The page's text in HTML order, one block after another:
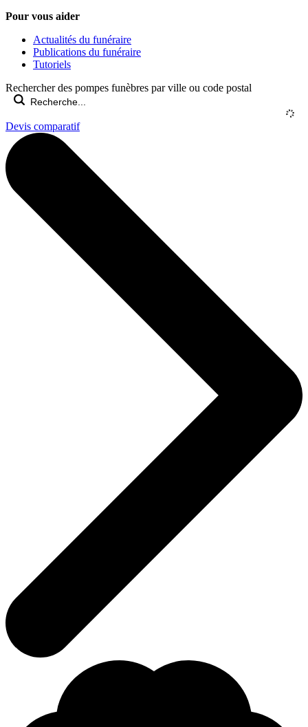
Pour vous aider
Actualités du funéraire
Publications du funéraire
Tutoriels
Rechercher des pompes funèbres par ville ou code postal
Devis comparatif